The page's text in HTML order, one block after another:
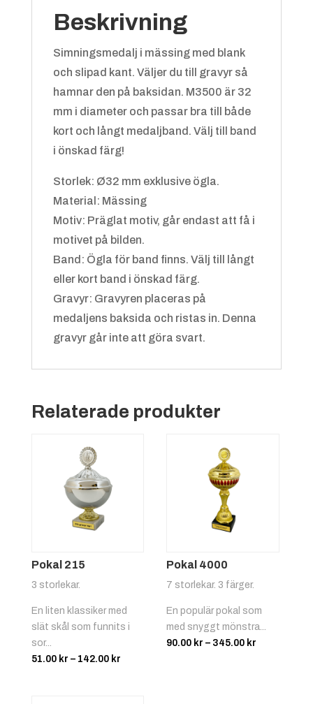
Blå/vit+4.25 kr
Grön/vit 4.25 kr
4.25 kr
Beskrivning
Simningsmedalj i mässing med blank
och slipad kant. Väljer du till gravyr så
hamnar den på baksidan. M3500 är 32
mm i diameter och passar bra till både
kort och långt medaljband. Välj till band
i önskad färg!
Storlek: Ø32 mm exklusive ögla.
Material: Mässing
Motiv: Präglat motiv, går endast att få i
motivet på bilden.
Band: Ögla för band finns. Välj till långt
eller kort band i önskad färg.
Gravyr: Gravyren placeras på
medaljens baksida och ristas in. Denna
gravyr går inte att göra svart.
Relaterade produkter
Pokal 215
3 storlekar.
En liten klassiker med
slät skål som funnits i
sor...
51.00 kr – 142.00 krPrisintervall:
Pokal 4000
7 storlekar. 3 färger.
En populär pokal som
med snyggt mönstra...
90.00 kr – 345.00 kr